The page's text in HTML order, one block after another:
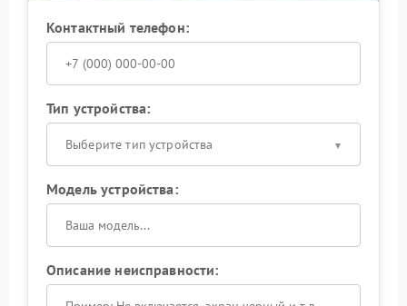
Контактный телефон:
Тип устройства:
Выберите тип устройства
Модель устройства:
Описание неисправности: